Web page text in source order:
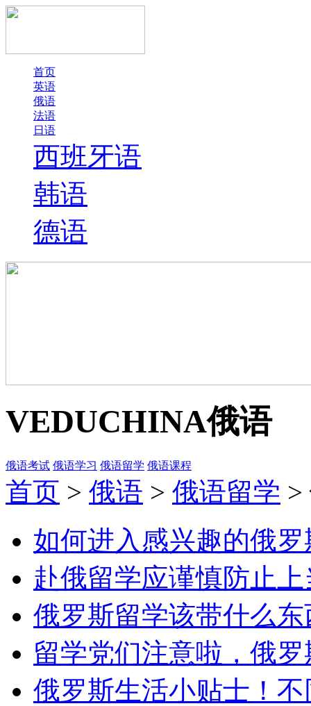
首页
英语
俄语
法语
日语
西班牙语
韩语
德语
VEDUCHINA俄语
俄语考试 俄语学习 俄语留学 俄语课程
首页 > 俄语 > 俄语留学 >
如何进入感兴趣的俄
赴俄留学应谨慎防止上
俄罗斯留学该带什么东
留学党们注意啦，俄
俄罗斯生活小贴士！